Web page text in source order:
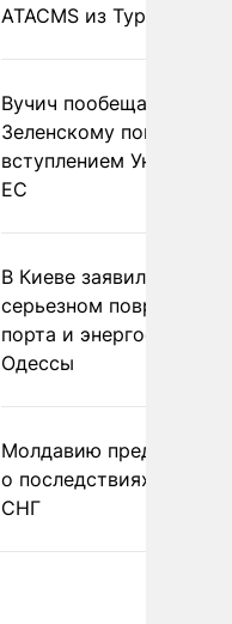
ATACMS из Турции
Вучич пообещал
Зеленскому помочь со
вступлением Украины в
ЕС
В Киеве заявили о
серьезном
порта и энергообъектов
Одессы
Молдавию
о последствиях выхода
СНГ